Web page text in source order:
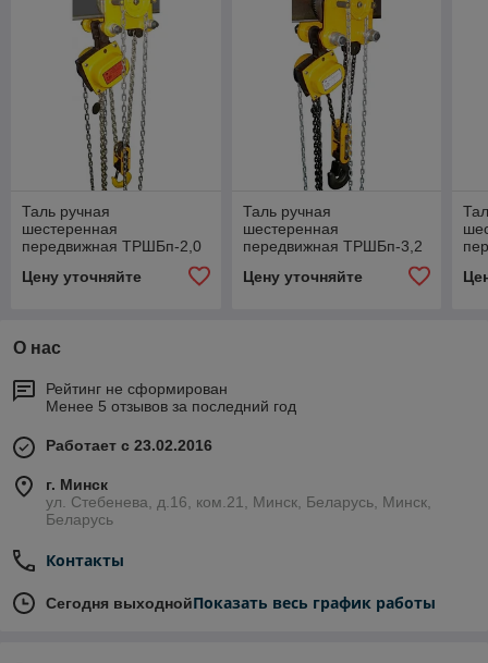
Таль ручная
шестеренная
передвижная ТРШБп-2,0
Цену уточняйте
Таль ручная
шестеренная
передвижная ТРШБп-3,2
Цену уточняйте
О нас
Рейтинг не сформирован
Менее 5 отзывов за последний год
Работает с 23.02.2016
г. Минск
ул. Стебенева, д.16, ком.21, Минск, Беларусь, Минск,
Беларусь
Контакты
Сегодня выходнойПоказать весь график работы